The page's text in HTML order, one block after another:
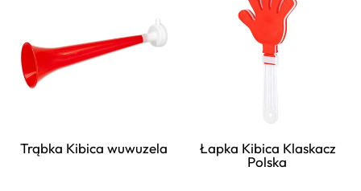
Trąbka Kibica wuwuzela
Łapka Kibica Klaskacz
Polska